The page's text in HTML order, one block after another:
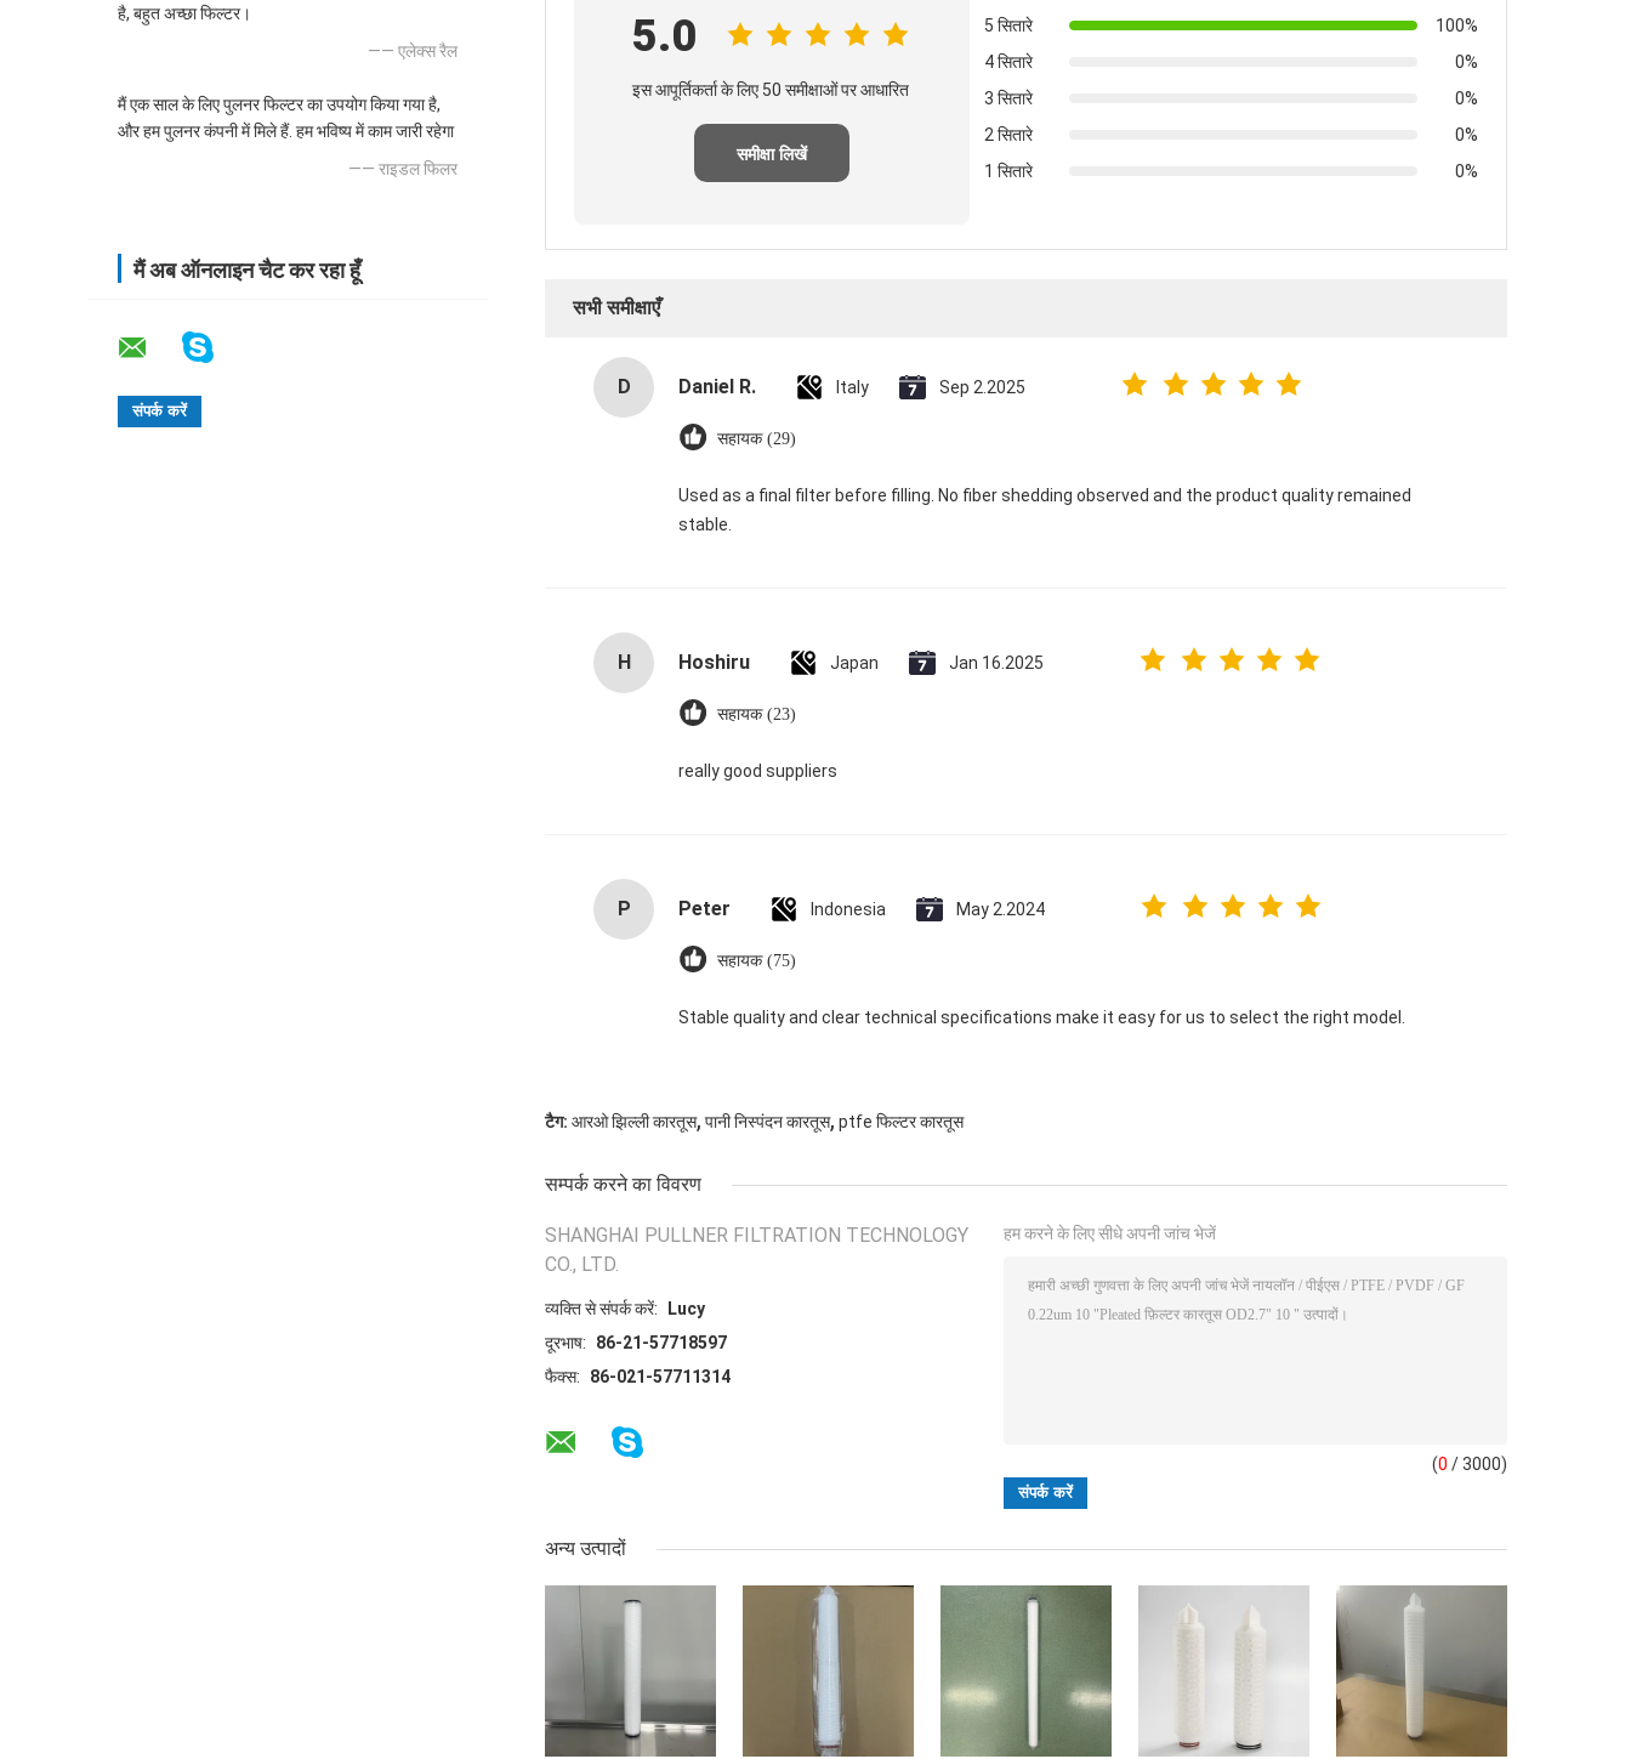
है, बहुत अच्छा फिल्टर।
—— एलेक्स रैल
मैं एक साल के लिए पुलनर फिल्टर का उपयोग किया गया है,
और हम पुलनर कंपनी में मिले हैं. हम भविष्य में काम जारी रहेगा
—— राइडल फिलर
मैं अब ऑनलाइन चैट कर रहा हूँ
5.0
इस आपूर्तिकर्ता के लिए 50 समीक्षाओं पर आधारित
समीक्षा लिखें
5 सितारे
100%
4 सितारे
0%
3 सितारे
0%
2 सितारे
0%
1 सितारे
0%
सभी समीक्षाएँ
D Daniel R. Italy Sep 2.2025
सहायक (29)
Used as a final filter before filling. No fiber shedding observed and the product quality remained
stable.
H Hoshiru Japan Jan 16.2025
सहायक (23)
really good suppliers
P Peter Indonesia May 2.2024
सहायक (75)
Stable quality and clear technical specifications make it easy for us to select the right model.
टैग: आरओ झिल्ली कारतूस, पानी निस्पंदन कारतूस, ptfe फिल्टर कारतूस
सम्पर्क करने का विवरण
SHANGHAI PULLNER FILTRATION TECHNOLOGY
CO., LTD.
व्यक्ति से संपर्क करें:
Lucy
दूरभाष:
86-21-57718597
फैक्स:
86-021-57711314
हम करने के लिए सीधे अपनी जांच भेजें
(0 / 3000)
अन्य उत्पादों